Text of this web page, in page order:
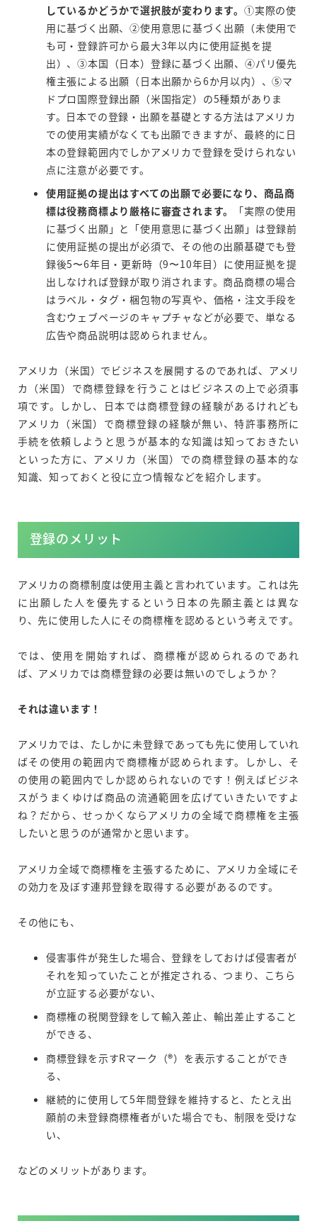
しているかどうかで選択肢が変わります。 ①実際の使
用に基づく出願、②使用意思に基づく出願（未使用で
も可・登録許可から最大3年以内に使用証拠を提
出）、③本国（日本）登録に基づく出願、④パリ優先
権主張による出願（日本出願から6か月以内）、⑤マ
ドプロ国際登録出願（米国指定）の5種類がありま
す。日本での登録・出願を基礎とする方法はアメリカ
での使用実績がなくても出願できますが、最終的に日
本の登録範囲内でしかアメリカで登録を受けられない
点に注意が必要です。
使用証拠の提出はすべての出願で必要になり、商品商
標は役務商標より厳格に審査されます。
「実際の使用
に基づく出願」と「使用意思に基づく出願」は登録前
に使用証拠の提出が必須で、その他の出願基礎でも登
録後5〜6年目・更新時（9〜10年目）に使用証拠を提
出しなければ登録が取り消されます。商品商標の場合
はラベル・タグ・梱包物の写真や、価格・注文手段を
含むウェブページのキャプチャなどが必要で、単なる
広告や商品説明は認められません。
アメリカ（米国）でビジネスを展開するのであれば、アメリ
カ（米国）で商標登録を行うことはビジネスの上で必須事
項です。しかし、日本では商標登録の経験があるけれども
アメリカ（米国）で商標登録の経験が無い、特許事務所に
手続を依頼しようと思うが基本的な知識は知っておきたい
といった方に、アメリカ（米国）での商標登録の基本的な
知識、知っておくと役に立つ情報などを紹介します。
登録のメリット
アメリカの商標制度は使用主義と言われています。これは先
に出願した人を優先するという日本の先願主義とは異な
り、先に使用した人にその商標権を認めるという考えです。
では、使用を開始すれば、商標権が認められるのであれ
ば、アメリカでは商標登録の必要は無いのでしょうか？
それは違います！
アメリカでは、たしかに未登録であっても先に使用していれ
ばその使用の範囲内で商標権が認められます。しかし、そ
の使用の範囲内でしか認められないのです！例えばビジネ
スがうまくゆけば商品の流通範囲を広げていきたいですよ
ね？だから、せっかくならアメリカの全域で商標権を主張
したいと思うのが通常かと思います。
アメリカ全域で商標権を主張するために、アメリカ全域にそ
の効力を及ぼす連邦登録を取得する必要があるのです。
その他にも、
侵害事件が発生した場合、登録をしておけば侵害者が
それを知っていたことが推定される、つまり、こちら
が立証する必要がない、
商標権の税関登録をして輸入差止、輸出差止すること
ができる、
商標登録を示すRマーク（®）を表示することができ
る、
継続的に使用して5年間登録を維持すると、たとえ出
願前の未登録商標権者がいた場合でも、制限を受けな
い、
などのメリットがあります。